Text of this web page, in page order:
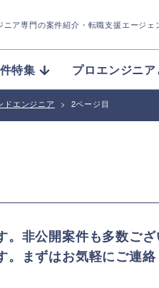
ニア専門の案件紹介 ・転職支援エージェ
特集 プロエンジニア
ドエンジニア > 2ページ目
非公開案件も多数ござ
まずはお気軽にご連絡